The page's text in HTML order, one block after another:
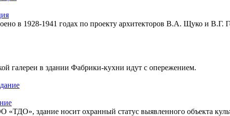
в 1928-1941 годах по проекту архитекторов В.А. Щуко и В.Г.
галереи в здании Фабрики-кухни идут с опережением.
здание носит охранный статус выявленного объекта